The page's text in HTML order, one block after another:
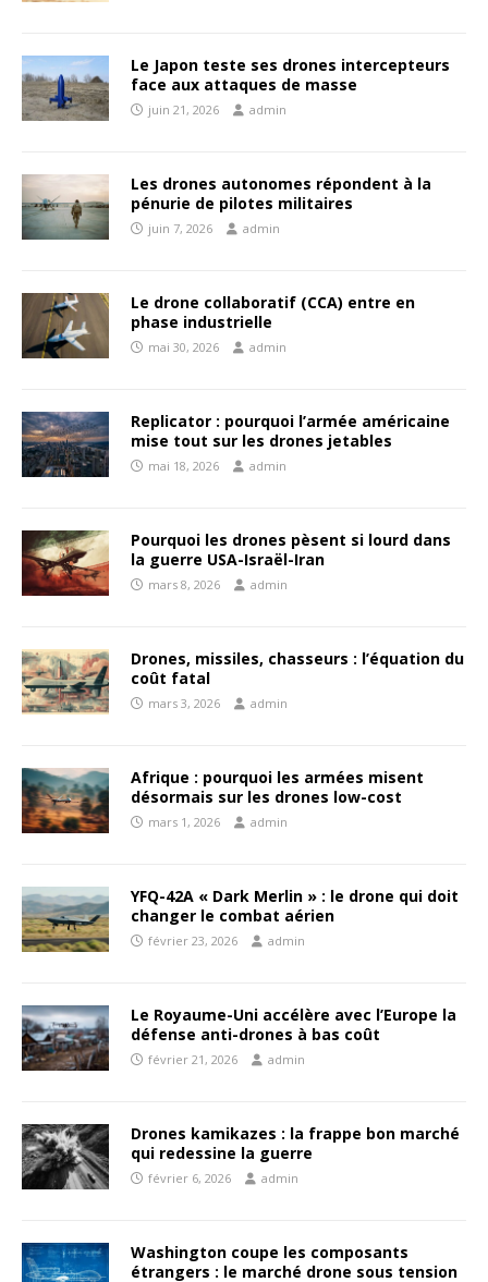
Le Japon teste ses drones intercepteurs
face aux attaques de masse
juin 21, 2026 admin
Les drones autonomes répondent à la
pénurie de pilotes militaires
juin 7, 2026 admin
Le drone collaboratif (CCA) entre en
phase industrielle
mai 30, 2026 admin
Replicator : pourquoi l’armée américaine
mise tout sur les drones jetables
mai 18, 2026 admin
Pourquoi les drones pèsent si lourd dans
la guerre USA-Israël-Iran
mars 8, 2026 admin
Drones, missiles, chasseurs : l’équation du
coût fatal
mars 3, 2026 admin
Afrique : pourquoi les armées misent
désormais sur les drones low-cost
mars 1, 2026 admin
YFQ-42A « Dark Merlin » : le drone qui doit
changer le combat aérien
février 23, 2026 admin
Le Royaume-Uni accélère avec l’Europe la
défense anti-drones à bas coût
février 21, 2026 admin
Drones kamikazes : la frappe bon marché
qui redessine la guerre
février 6, 2026 admin
Washington coupe les composants
étrangers : le marché drone sous tension